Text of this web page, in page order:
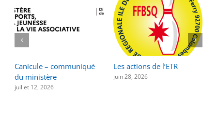
Canicule – communiqué
du ministère
juillet 12, 2026
Les actions de l’ETR
juin 28, 2026